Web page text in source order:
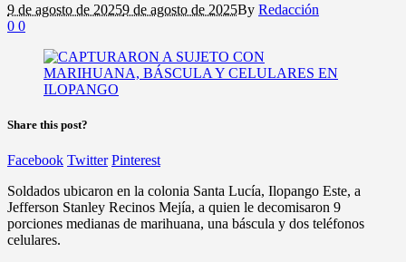
9 de agosto de 20259 de agosto de 2025By Redacción
0 0
Share this post?
Facebook Twitter Pinterest
Soldados ubicaron en la colonia Santa Lucía, Ilopango Este, a
Jefferson Stanley Recinos Mejía, a quien le decomisaron 9
porciones medianas de marihuana, una báscula y dos teléfonos
celulares.